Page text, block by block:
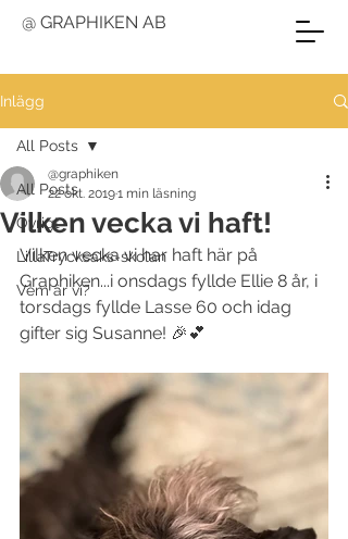
@ GRAPHIKEN AB
Inlägg
All Posts
Övrigt
LillaTrycksaks-skolan
Vem är vi?
All Posts
Vilken vecka vi haft!
@graphiken
22 okt. 20191 min läsning
Vilken vecka vi har haft här på
Graphiken...i onsdags fyllde Ellie 8 år, i
torsdags fyllde Lasse 60 och idag
gifter sig Susanne! 🎉💕